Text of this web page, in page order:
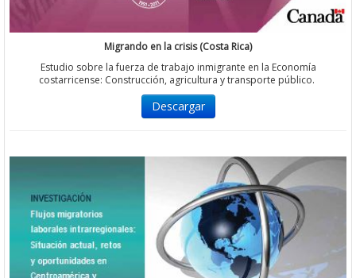
Migrando en la crisis (Costa Rica)
Estudio sobre la fuerza de trabajo inmigrante en la Economía
costarricense: Construcción, agricultura y transporte público.
Descargar